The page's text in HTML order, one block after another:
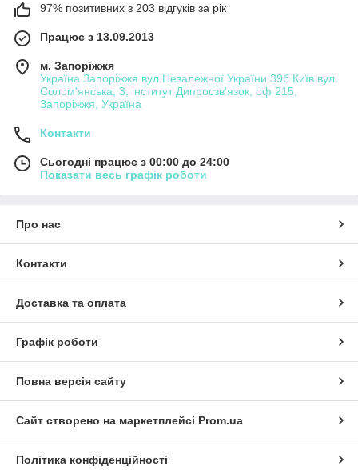
97% позитивних з 203 відгуків за рік
Працює з 13.09.2013
м. Запоріжжя
Україна Запоріжжя вул.Незалежної України 39б Київ вул.
Солом'янська, 3, інститут Дипросзв'язок, оф 215,
Запоріжжя, Україна
Контакти
Сьогодні працює з 00:00 до 24:00
Показати весь графік роботи
Про нас
Контакти
Доставка та оплата
Графік роботи
Повна версія сайту
Сайт створено на маркетплейсі Prom.ua
Політика конфіденційності